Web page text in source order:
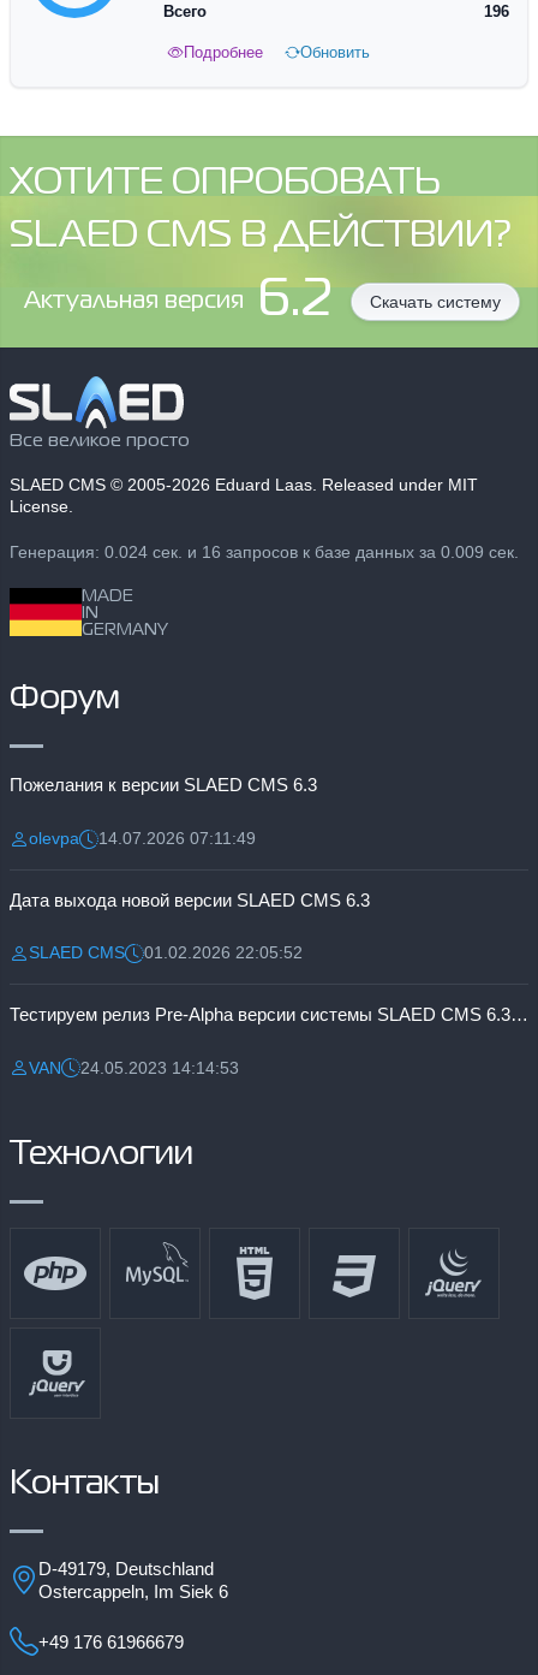
Всего
196
Подробнее Обновить
ХОТИТЕ ОПРОБОВАТЬ
SLAED CMS В ДЕЙСТВИИ?
Aктуальная версия 6.2 Скачать систему
Все великое просто
SLAED CMS © 2005-2026 Eduard Laas. Released under MIT
License.
Генерация: 0.024 сек. и 16 запросов к базе данных за 0.009 сек.
MADE
IN
GERMANY
Форум
Пожелания к версии SLAED CMS 6.3
Разместил:
olevpaДата:14.07.2026 07:11:49
Дата выхода новой версии SLAED CMS 6.3
Разместил:
SLAED CMSДата:01.02.2026 22:05:52
Тестируем релиз Pre-Alpha версии системы SLAED CMS 6.3 Pro
Разместил:
VANДата:24.05.2023 14:14:53
Технологии
Контакты
D-49179, Deutschland
Ostercappeln, Im Siek 6
+49 176 61966679